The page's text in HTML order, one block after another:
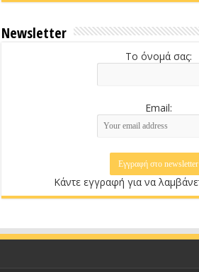
Newsletter
Το όνομά σας:
Email:
Κάντε εγγραφή για να